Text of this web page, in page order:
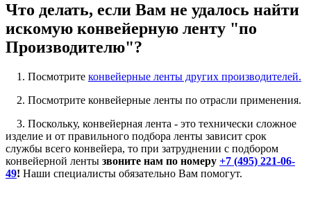
Что делать, если Вам не удалось найти
искомую конвейерную ленту "по
Производителю"?
1. Посмотрите конвейерные ленты других производителей.
2. Посмотрите конвейерные ленты по отрасли применения.
3. Поскольку, конвейерная лента - это технически сложное
изделие и от правильного подбора ленты зависит срок
службы всего конвейера, то при затруднении с подбором
конвейерной ленты звоните нам по номеру +7 (495) 221-06-
49! Наши специалисты обязательно Вам помогут.